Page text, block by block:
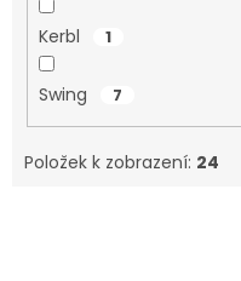
Kerbl 1
Swing 7
Položek k zobrazení: 24